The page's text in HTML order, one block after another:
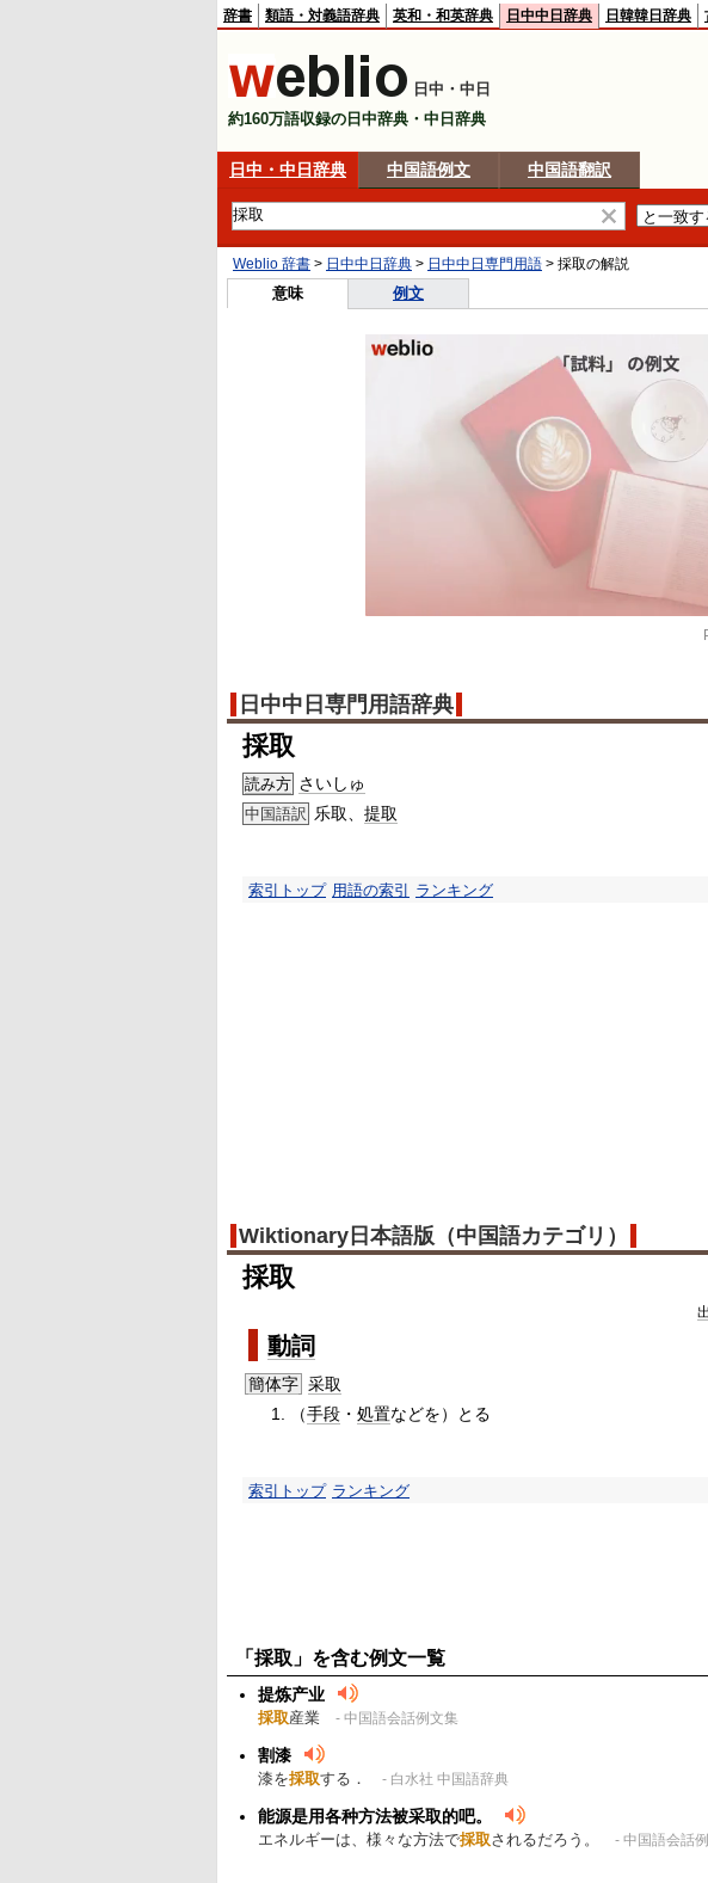
辞書 類語・対義語辞典 英和・和英辞典 日中中日辞典 日韓韓日辞典
日中・中日
約160万語収録の日中辞典・中日辞典
日中・中日辞典 中国語例文 中国語翻訳
Weblio 辞書 > 日中中日辞典 > 日中中日専門用語 > 採取の解説
意味 例文
日中中日専門用語辞典
採取
読み方 さいしゅ
中国語訳 乐取、 提取
索引トップ 用語の索引 ランキング
Wiktionary日本語版（中国語カテゴリ）
採取
動詞
簡体字 采取
（手段 ・ 処置などを）とる
索引トップ ランキング
「採取」を含む例文一覧
提炼产业
採取産業 - 中国語会話例文集
割漆
漆を採取する． - 白水社 中国語辞典
能源是用各种方法被采取的吧。
エネルギーは、様々な方法で採取されるだろう。 - 中国語会話